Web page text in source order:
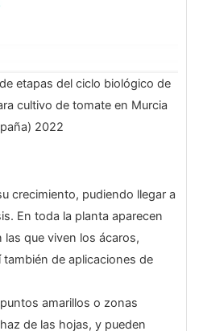
etapas del ciclo biológico de
cultivo de tomate en Murcia
2022
crecimiento, pudiendo llegar a
En toda la planta aparecen
las que viven los ácaros,
de aplicaciones de
amarillos o zonas
de las hojas, y pueden